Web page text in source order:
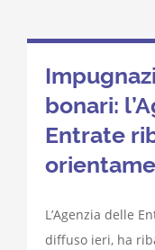
bonari:
Entrate
L’Agenzia delle
diffuso ieri, ha